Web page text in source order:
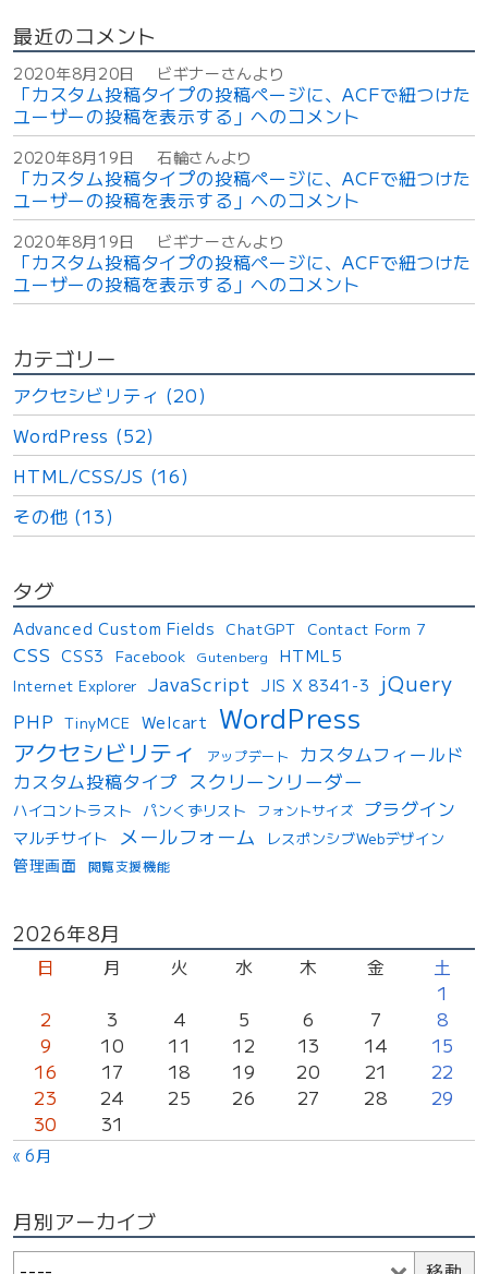
シ
ョ
ン
を
表
示
”
の
最近のコメント
2020年8月20日 ビギナーさんより
「カスタム投稿タイプの投稿ページに、ACFで紐つけた
ユーザーの投稿を表示する」へのコメント
2020年8月19日 石輪さんより
「カスタム投稿タイプの投稿ページに、ACFで紐つけた
ユーザーの投稿を表示する」へのコメント
2020年8月19日 ビギナーさんより
「カスタム投稿タイプの投稿ページに、ACFで紐つけた
ユーザーの投稿を表示する」へのコメント
カテゴリー
アクセシビリティ (20)
WordPress (52)
HTML/CSS/JS (16)
その他 (13)
タグ
Advanced Custom Fields ChatGPT Contact Form 7
CSS CSS3 Facebook Gutenberg HTML5
Internet Explorer JavaScript JIS X 8341-3 jQuery
PHP TinyMCE Welcart WordPress
アクセシビリティ アップデート
カスタムフィールド
カスタム投稿タイプ スクリーンリーダー
ハイコントラスト パンくずリスト フォントサイズ プラグイン
マルチサイト メールフォーム レスポンシブWebデザイン
管理画面 閲覧支援機能
投
2026年8月
日 月 火 水 木 金
土
1
2
3 4 5 6 7
8
9
10 11 12 13 14
15
16
17 18 19 20 21
22
23
24 25 26 27 28
29
30
31
« 6月
月別アーカイブ